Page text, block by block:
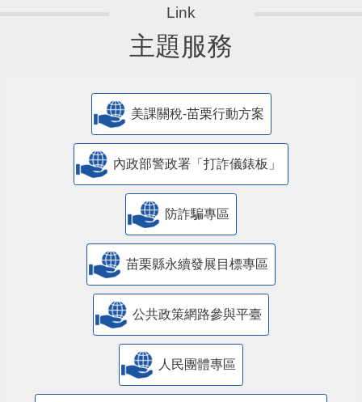
主題服務
美課關稅-苗栗行動方案
內政部警政署「打詐儀錶板」
防詐騙專區
苗栗縣永續發展目標專區
公共政策網路參與平臺
人民團體專區